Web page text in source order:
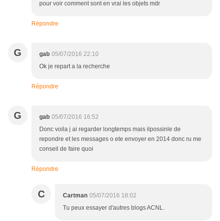
pour voir comment sont en vrai les objets mdr
Répondre
G gab 05/07/2016 22:10
Ok je repart a la recherche
Répondre
G gab 05/07/2016 16:52
Donc voila j ai regarder longtemps mais ilpossinle de
repondre et les messages o ete envoyer en 2014 donc ru me
conseil de faire quoi
Répondre
C Cartman 05/07/2016 18:02
Tu peux essayer d'autres blogs ACNL.